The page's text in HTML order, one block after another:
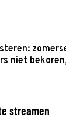
niet
streamen